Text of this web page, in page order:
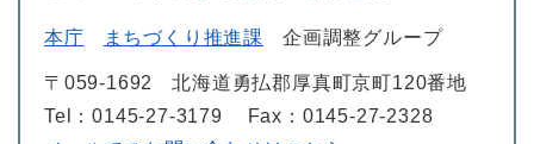
本庁 まちづくり推進課 企画調整グループ
〒059-1692
北海道勇払郡厚真町京町120番地
Tel：0145-27-3179
Fax：0145-27-2328